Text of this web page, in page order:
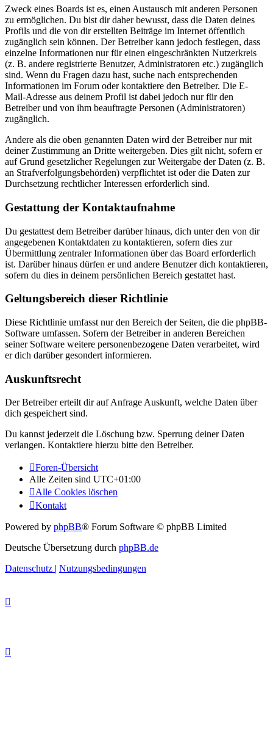
Zweck eines Boards ist es, einen Austausch mit anderen Personen
zu ermöglichen. Du bist dir daher bewusst, dass die Daten deines
Profils und die von dir erstellten Beiträge im Internet öffentlich
zugänglich sein können. Der Betreiber kann jedoch festlegen, dass
einzelne Informationen nur für einen eingeschränkten Nutzerkreis
(z. B. andere registrierte Benutzer, Administratoren etc.) zugänglich
sind. Wenn du Fragen dazu hast, suche nach entsprechenden
Informationen im Forum oder kontaktiere den Betreiber. Die E-
Mail-Adresse aus deinem Profil ist dabei jedoch nur für den
Betreiber und von ihm beauftragte Personen (Administratoren)
zugänglich.
Andere als die oben genannten Daten wird der Betreiber nur mit
deiner Zustimmung an Dritte weitergeben. Dies gilt nicht, sofern er
auf Grund gesetzlicher Regelungen zur Weitergabe der Daten (z. B.
an Strafverfolgungsbehörden) verpflichtet ist oder die Daten zur
Durchsetzung rechtlicher Interessen erforderlich sind.
Gestattung der Kontaktaufnahme
Du gestattest dem Betreiber darüber hinaus, dich unter den von dir
angegebenen Kontaktdaten zu kontaktieren, sofern dies zur
Übermittlung zentraler Informationen über das Board erforderlich
ist. Darüber hinaus dürfen er und andere Benutzer dich kontaktieren,
sofern du dies in deinem persönlichen Bereich gestattet hast.
Geltungsbereich dieser Richtlinie
Diese Richtlinie umfasst nur den Bereich der Seiten, die die phpBB-
Software umfassen. Sofern der Betreiber in anderen Bereichen
seiner Software weitere personenbezogene Daten verarbeitet, wird
er dich darüber gesondert informieren.
Auskunftsrecht
Der Betreiber erteilt dir auf Anfrage Auskunft, welche Daten über
dich gespeichert sind.
Du kannst jederzeit die Löschung bzw. Sperrung deiner Daten
verlangen. Kontaktiere hierzu bitte den Betreiber.
Foren-Übersicht
Alle Zeiten sind UTC+01:00
Alle Cookies löschen
Kontakt
Powered by phpBB® Forum Software © phpBB Limited
Deutsche Übersetzung durch phpBB.de
Datenschutz | Nutzungsbedingungen